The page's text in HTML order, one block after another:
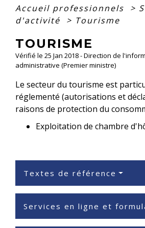
Accueil professionnels >
d'activité
> Tourisme
TOURISME
Vérifié le 25 Jan 2018 - Direction de
administrative (Premier ministre)
Le secteur du tourisme est
réglementé (autorisations et
raisons de protection du
Exploitation de chambre
Textes de référence
Services en ligne et